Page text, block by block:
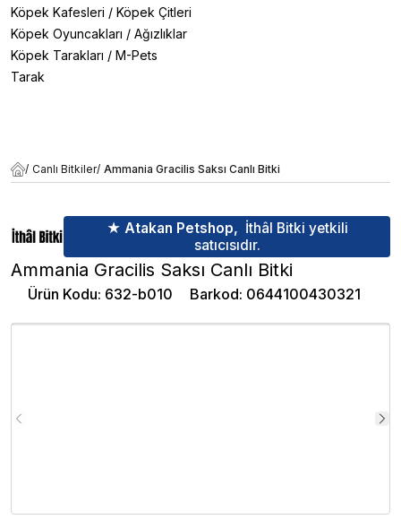
Köpek Kafesleri / Köpek Çitleri
Köpek Oyuncakları / Ağızlıklar
Köpek Tarakları / M-Pets
Tarak
/ Canlı Bitkiler/ Ammania Gracilis Saksı Canlı Bitki
★ Atakan Petshop, İthâl Bitki yetkili
satıcısıdır.
Ammania Gracilis Saksı Canlı Bitki
Ürün Kodu: 632-b010 Barkod: 0644100430321